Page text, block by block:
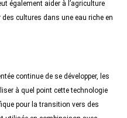
également aider à l’agriculture
cultures dans une eau riche en
continue de se développer, les
à quel point cette technologie
pour la transition vers des